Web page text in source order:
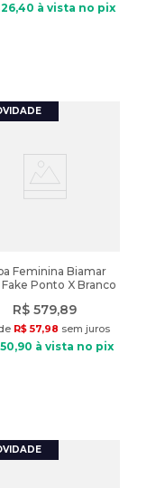
,40 à vista no pix
Feminina Biamar
Ponto X Branco
R$ 579,89
R$ 57,98 sem juros
,90 à vista no pix